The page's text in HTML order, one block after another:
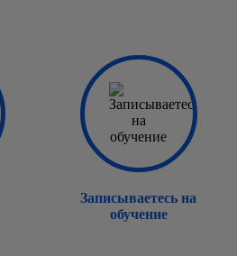
Записываетесь на
обучение